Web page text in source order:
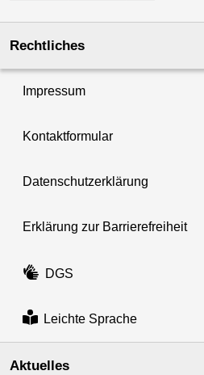
Rechtliches
Impressum
Kontaktformular
Datenschutzerklärung
Erklärung zur Barrierefreiheit
DGS
Leichte Sprache
Aktuelles